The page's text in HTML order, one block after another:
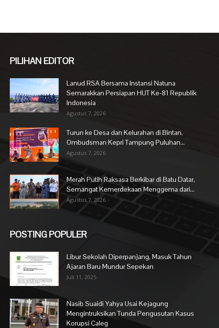
PILIHAN EDITOR
Lanud RSA Bersama Instansi Natuna
Semarakkan Persiapan HUT Ke-81 Republik
Indonesia
Agustus 7, 2026
Turun ke Desa dan Kelurahan di Bintan,
Ombudsman Kepri Tampung Puluhan...
Agustus 7, 2026
Merah Putih Raksasa Berkibar di Batu Datar,
Semangat Kemerdekaan Menggema dari...
Agustus 7, 2026
POSTING POPULER
Libur Sekolah Diperpanjang, Masuk Tahun
Ajaran Baru Mundur Sepekan
Juli 11, 2025
Nasib Suaidi Yahya Usai Kejagung
Mengintruksikan Tunda Pengusutan Kasus
Korupsi Caleg